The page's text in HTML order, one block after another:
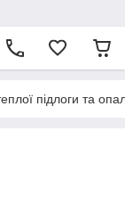
підлоги та